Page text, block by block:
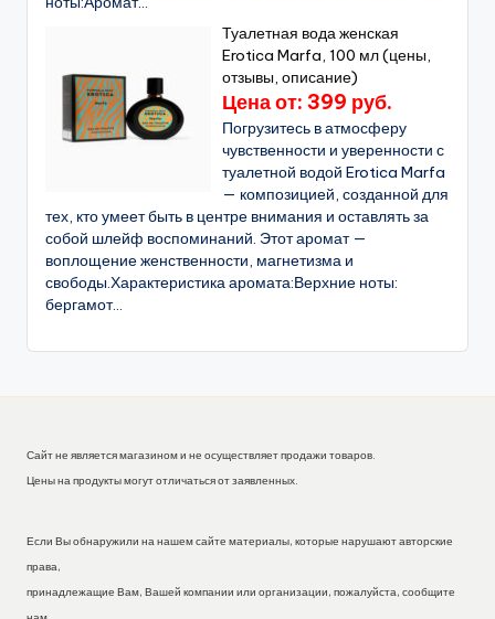
Туалетная вода женская
Erotica Marfa, 100 мл (цены,
отзывы, описание)
Цена от: 399 руб.
Погрузитесь в атмосферу
чувственности и уверенности с
туалетной водой Erotica Marfa
— композицией, созданной для
тех, кто умеет быть в центре внимания и оставлять за
собой шлейф воспоминаний. Этот аромат —
воплощение женственности, магнетизма и
свободы.Характеристика аромата:Верхние ноты:
бергамот...
Сайт не является магазином и не осуществляет продажи товаров.
Цены на продукты могут отличаться от заявленных.
Если Вы обнаружили на нашем сайте материалы, которые нарушают авторские
права,
принадлежащие Вам, Вашей компании или организации, пожалуйста, сообщите